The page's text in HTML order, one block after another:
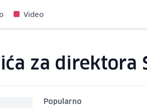
Video
za direktora
Popularno